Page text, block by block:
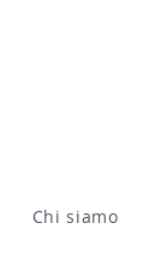
Chi siamo